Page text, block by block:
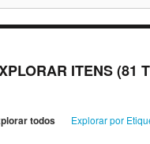
ITENS (81
todos Explorar por